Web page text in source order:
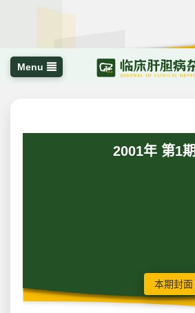
Menu
2001年 第1期
本期封面